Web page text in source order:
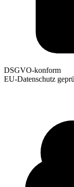
DSGVO-konform
EU-Datenschutz